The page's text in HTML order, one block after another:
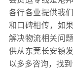
各行各业提供我
和口碑相传，如
解决物流相关问
供从东莞长安镇
以多多咨询，找